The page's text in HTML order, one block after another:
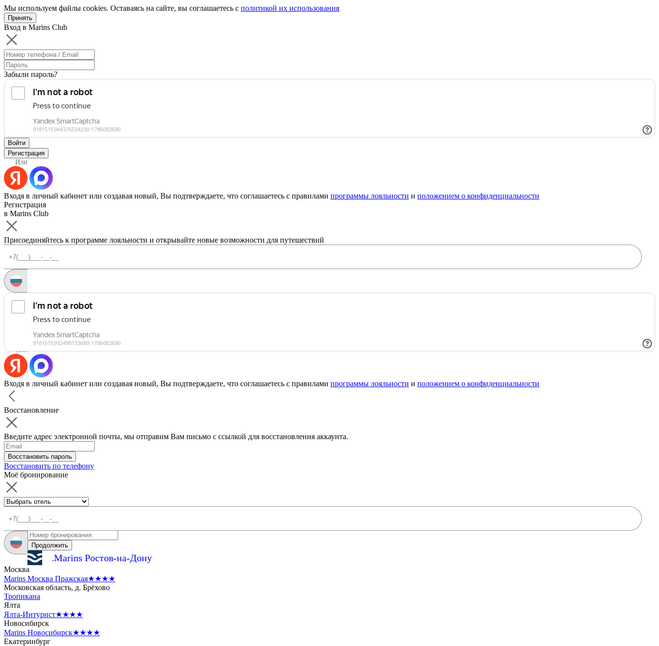
Мы используем файлы cookies. Оставаясь на сайте, вы соглашаетесь с политикой их использования
Принять
Вход в Marins Club
Забыли пароль?
Войти
Регистрация
Или
Входя в личный кабинет или создавая новый, Вы подтверждаете, что соглашаетесь с правилами программы лояльности и положением о конфиденциальности
Регистрация
в Marins Club
Присоединяйтесь к программе лояльности и открывайте новые возможности для путешествий
Запросить код
Уже есть аккаунт?Войти
Или
Входя в личный кабинет или создавая новый, Вы подтверждаете, что соглашаетесь с правилами программы лояльности и положением о конфиденциальности
Восстановление
Введите адрес электронной почты, мы отправим Вам письмо с ссылкой для восстановления аккаунта.
Восстановить пароль
Восстановить по телефону
Моё бронирование
Продолжить
Marins Ростов-на-Дону
Москва
Marins Москва Пражская★★★★
Московская область, д. Брёхово
Тропикана
Ялта
Ялта-Интурист★★★★
Новосибирск
Marins Новосибирск★★★★
Екатеринбург